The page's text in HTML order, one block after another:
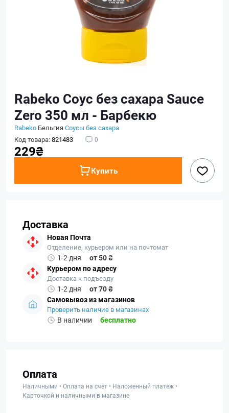
Rabeko Соус без сахара Sauce
Zero 350 мл - Барбекю
Rabeko БельгияСоусы без сахара
Код товара:821483 0
229₴
Купить
Доставка
Новая Почта
Отделение, курьером или на почтомат
1-2 дня
от 50 ₴
Курьером по адресу
Доставка к подъезду
1-2 дня
от 70 ₴
Самовывоз из магазинов
Проверить наличие в магазинах
В наличии бесплатно
Оплата
Наличными • Оплата на счет • Наложенный платеж •
Карточкой и наличными в магазине